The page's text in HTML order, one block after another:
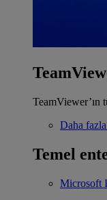
TeamViewer’ın
Daha
Temel
Microsoft